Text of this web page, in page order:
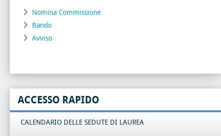
Nomina Commissione
Bando
Avviso
ACCESSO RAPIDO
CALENDARIO DELLE SEDUTE DI LAUREA